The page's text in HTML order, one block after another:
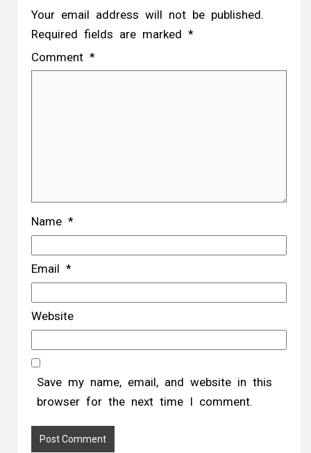
Your email address will not be published.
Required fields are marked *
Comment *
Name *
Email *
Website
Save my name, email, and website in this
browser for the next time I comment.